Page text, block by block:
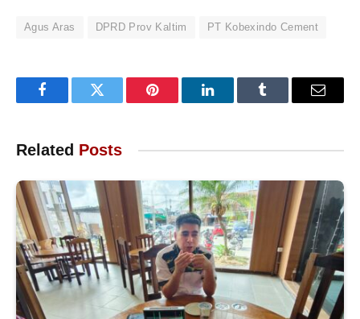
Agus Aras DPRD Prov Kaltim PT Kobexindo Cement
FacebookTwitter Pinterest LinkedInTumblr Email
Related Posts